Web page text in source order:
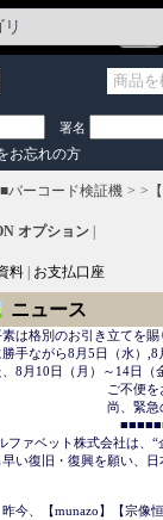
署名
お忘れの方
■バーコード検証機 >
オプション
料
お支払口座
ニュース
格別のお引き立てを賜
勝手ながら8月5日（水）
8月10日（月）～14日（
便をおかけ致しま
緊急の場合は
＜＜     応援
ファベット株式会社は、
い復旧・復興を願い、
【munazo】【宗像恒憲